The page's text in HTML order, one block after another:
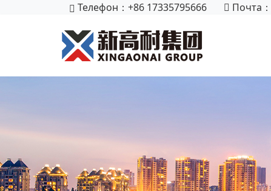
Телефон：+86 17335795666 Почта：